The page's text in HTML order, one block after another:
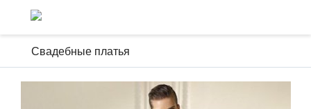
Свадебные платья